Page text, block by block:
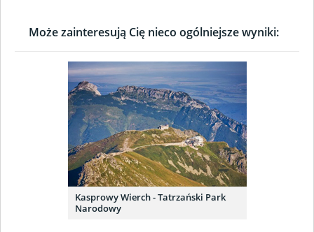
Może zainteresują Cię nieco ogólniejsze wyniki:
Kasprowy Wierch - Tatrzański Park
Narodowy